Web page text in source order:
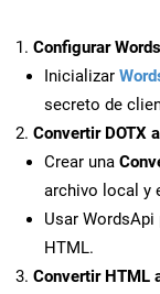
Configurar
Inicializar
secreto de
Convertir DOTX
Crear una
archivo local y
Usar
HTML.
Convertir HTML